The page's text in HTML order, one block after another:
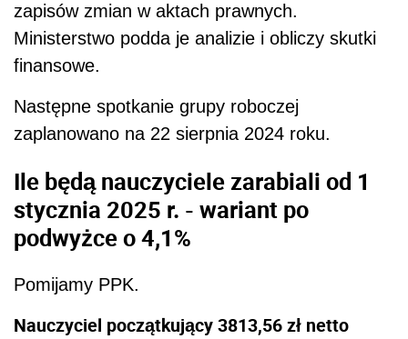
zapisów zmian w aktach prawnych.
Ministerstwo podda je analizie i obliczy skutki
finansowe.
Następne spotkanie grupy roboczej
zaplanowano na 22 sierpnia 2024 roku.
Ile będą nauczyciele zarabiali od 1
stycznia 2025 r. - wariant po
podwyżce o 4,1%
Pomijamy PPK.
Nauczyciel początkujący3813,56 zł netto